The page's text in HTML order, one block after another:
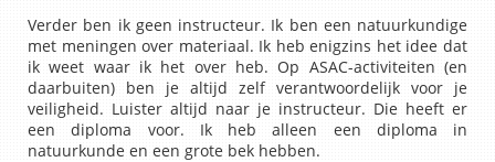
Verder ben ik geen instructeur. Ik ben een natuurkundige
met meningen over materiaal. Ik heb enigzins het idee dat
ik weet waar ik het over heb. Op ASAC-activiteiten (en
daarbuiten) ben je altijd zelf verantwoordelijk voor je
veiligheid. Luister altijd naar je instructeur. Die heeft er
een diploma voor. Ik heb alleen een diploma in
natuurkunde en een grote bek hebben.